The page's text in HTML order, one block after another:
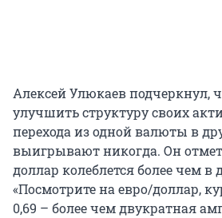
Алексей Улюкаев подчеркнул,
улучшить структуру своих
перехода из одной валюты в
выигрывают никогда. Он
доллар колеблется более чем в
«Посмотрите на евро/доллар,
0,69 – более чем двукратная